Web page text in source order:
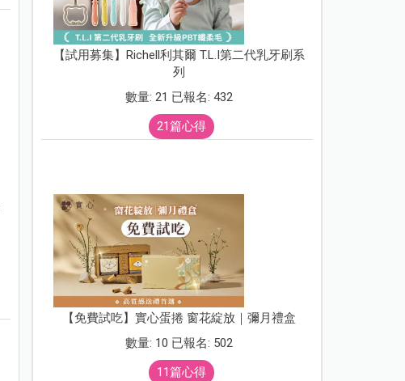
【試用募集】Richell利其爾 T.L.I第二代乳牙刷系
列
數量: 21 已報名: 432
21篇心得
【免費試吃】實心蛋捲 窗花綻放｜彌月禮盒
數量: 10 已報名: 502
11篇心得